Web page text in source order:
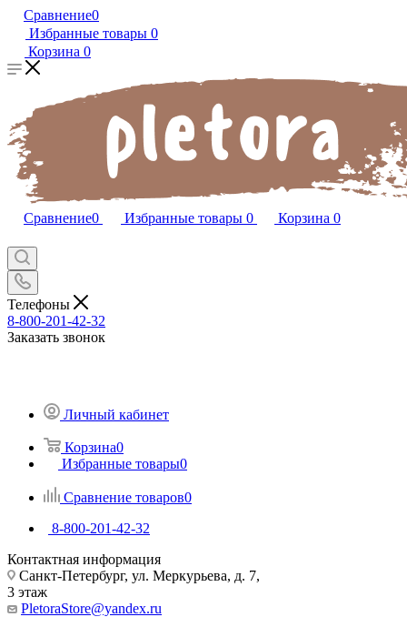
Сравнение0
Избранные товары 0
Корзина 0
Сравнение0 Избранные товары 0 Корзина 0
Телефоны
8-800-201-42-32
Заказать звонок
Личный кабинет
Корзина0
Избранные товары0
Сравнение товаров0
8-800-201-42-32
Контактная информация
Санкт-Петербург, ул. Меркурьева, д. 7,
3 этаж
PletoraStore@yandex.ru